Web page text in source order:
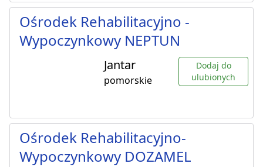
Ośrodek Rehabilitacyjno -
Wypoczynkowy NEPTUN
Jantar
pomorskie
Dodaj do
ulubionych
Ośrodek Rehabilitacyjno-
Wypoczynkowy DOZAMEL